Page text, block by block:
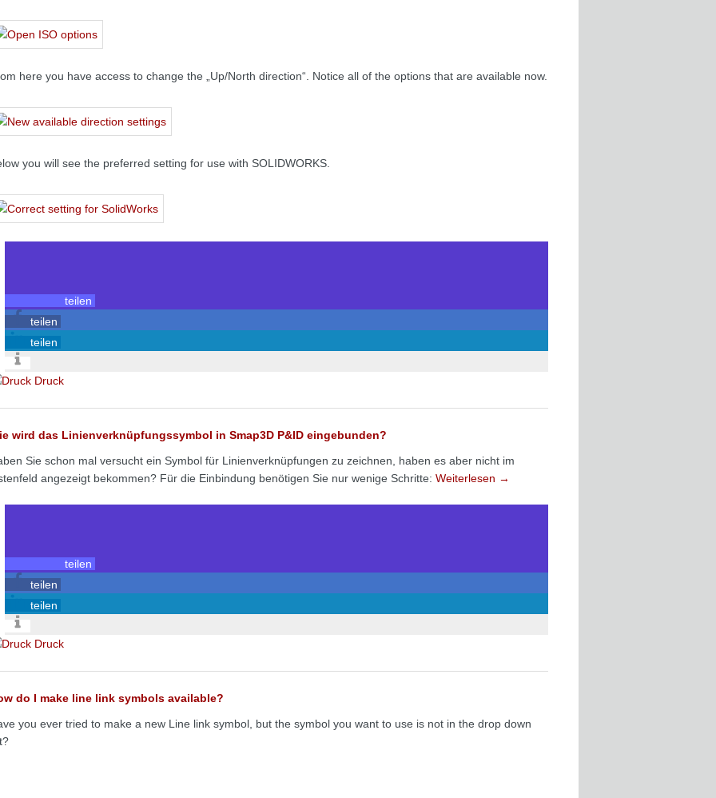
here you have access to change the „Up/North direction“. Notice all of the options that are available now.
you will see the preferred setting for use with SOLIDWORKS.
teilen
teilen
teilen
Druck
wird das Linienverknüpfungssymbol in Smap3D P&ID eingebunden?
Sie schon mal versucht ein Symbol für Linienverknüpfungen zu zeichnen, haben es aber nicht im
angezeigt bekommen? Für die Einbindung benötigen Sie nur wenige Schritte: Weiterlesen →
teilen
teilen
teilen
Druck
do I make line link symbols available?
you ever tried to make a new Line link symbol, but the symbol you want to use is not in the drop down